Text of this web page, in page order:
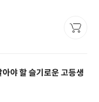
야 할 슬기로운 고등생